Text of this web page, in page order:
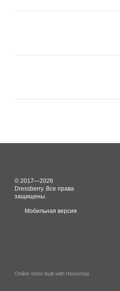
© 2017—2026
Dressberry. Все права
защищены.
Мобильная версия
Online store built with Horoshop